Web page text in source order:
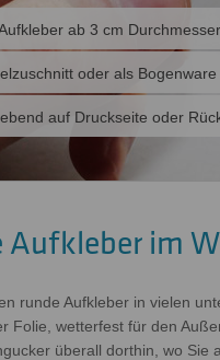
ab 3 cm Durchmesser
oder als Bogenware
auf Druckseite oder
Aufkleber im
runde Aufkleber in vielen
Folie, wetterfest für den
überall dorthin, wo Sie